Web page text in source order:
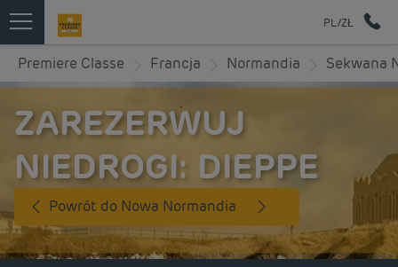
PL/ZŁ
Premiere Classe Francja Normandia Sekwana
ZAREZERWUJ
NIEDROGI: DIEPPE
Powrót do Nowa Normandia